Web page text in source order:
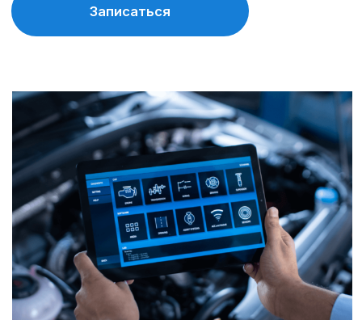
Ремонт и окрас автомобиля, замена
Кузовной ремонт